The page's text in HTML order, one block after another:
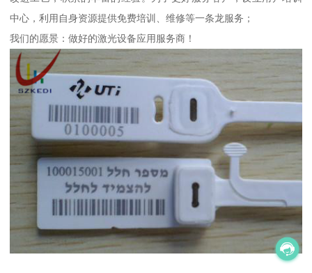
中心，利用自身资源提供免费培训、维修等一条龙服务；
我们的愿景：做好的激光设备应用服务商！